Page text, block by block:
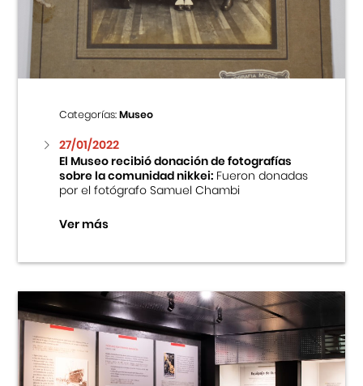
Centro Cultural Peruano Japonés
Museo de la Inmigración Japonesa
Fondo Editorial
Teatro Peruano Japonés
Categorías:Museo
27/01/2022
El Museo recibió donación de fotografías
sobre la comunidad nikkei:Fueron donadas
por el fotógrafo Samuel Chambi
Ver más